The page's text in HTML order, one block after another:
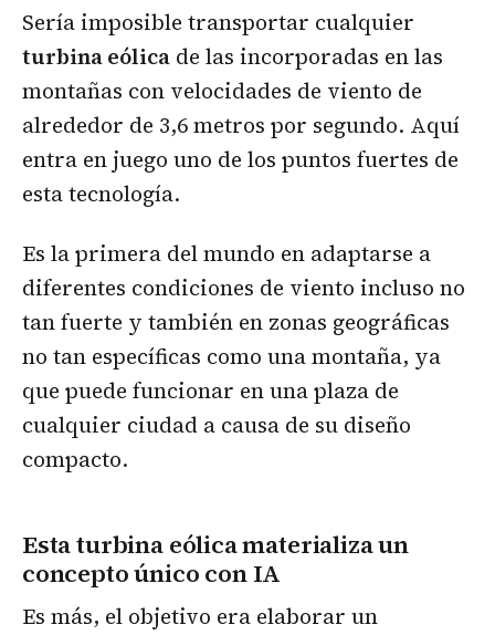
Sería imposible transportar cualquier
turbina eólica de las incorporadas en las
montañas con velocidades de viento de
alrededor de 3,6 metros por segundo. Aquí
entra en juego uno de los puntos fuertes de
esta tecnología.
Es la primera del mundo en adaptarse a
diferentes condiciones de viento incluso no
tan fuerte y también en zonas geográficas
no tan específicas como una montaña, ya
que puede funcionar en una plaza de
cualquier ciudad a causa de su diseño
compacto.
Esta turbina eólica materializa un
concepto único con IA
Es más, el objetivo era elaborar un